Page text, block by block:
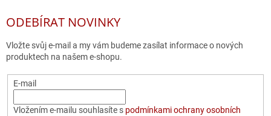
ODEBÍRAT NOVINKY
Vložte svůj e-mail a my vám budeme zasílat informace o nových
produktech na našem e-shopu.
E-mail
Vložením e-mailu souhlasíte s podmínkami ochrany osobních